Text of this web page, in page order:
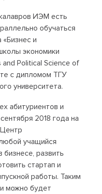
ИЭМ есть
обучаться
и
экономики
Political Science of
с дипломом ТГУ
университета.
абитуриентов и
2018 года на
учащийся
развить
стартап и
работы. Таким
можно будет